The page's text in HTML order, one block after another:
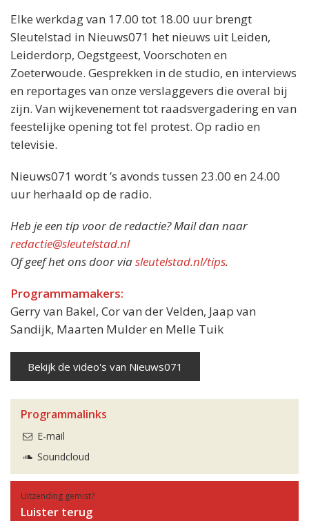
Elke werkdag van 17.00 tot 18.00 uur brengt
Sleutelstad in Nieuws071 het nieuws uit Leiden,
Leiderdorp, Oegstgeest, Voorschoten en
Zoeterwoude. Gesprekken in de studio, en interviews
en reportages van onze verslaggevers die overal bij
zijn. Van wijkevenement tot raadsvergadering en van
feestelijke opening tot fel protest. Op radio en
televisie.
Nieuws071 wordt ’s avonds tussen 23.00 en 24.00
uur herhaald op de radio.
Heb je een tip voor de redactie? Mail dan naar
redactie@sleutelstad.nl
Of geef het ons door viasleutelstad.nl/tips.
Programmamakers:
Gerry van Bakel, Cor van der Velden, Jaap van
Sandijk, Maarten Mulder en Melle Tuik
Bekijk de video's van Nieuws071
Programmalinks
E-mail
Soundcloud
Uitzending gemist?
Luister terug